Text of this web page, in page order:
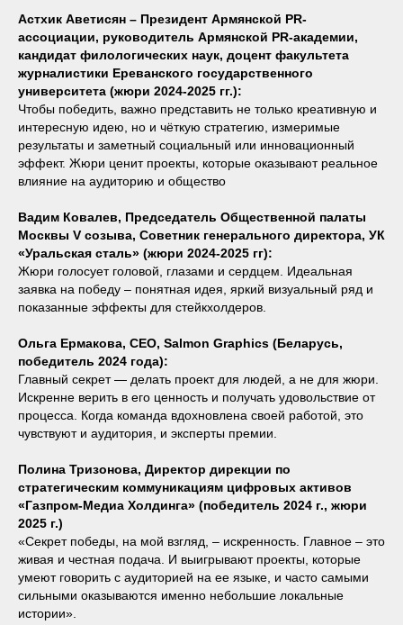
Астхик Аветисян – Президент Армянской PR-
ассоциации, руководитель Армянской PR-академии,
кандидат филологических наук, доцент факультета
журналистики Ереванского государственного
университета (жюри 2024-2025 гг.):
Чтобы победить, важно представить не только креативную и
интересную идею, но и чёткую стратегию, измеримые
результаты и заметный социальный или инновационный
эффект. Жюри ценит проекты, которые оказывают реальное
влияние на аудиторию и общество
Вадим Ковалев, Председатель Общественной палаты
Москвы V созыва, Советник генерального директора, УК
«Уральская сталь» (жюри 2024-2025 гг):
Жюри голосует головой, глазами и сердцем. Идеальная
заявка на победу – понятная идея, яркий визуальный ряд и
показанные эффекты для стейкхолдеров.
Ольга Ермакова, СЕО, Salmon Graphics (Беларусь,
победитель 2024 года):
Главный секрет — делать проект для людей, а не для жюри.
Искренне верить в его ценность и получать удовольствие от
процесса. Когда команда вдохновлена своей работой, это
чувствуют и аудитория, и эксперты премии.
Полина Тризонова, Директор дирекции по
стратегическим коммуникациям цифровых активов
«Газпром-Медиа Холдинга» (победитель 2024 г., жюри
2025 г.)
«Секрет победы, на мой взгляд, – искренность. Главное – это
живая и честная подача. И выигрывают проекты, которые
умеют говорить с аудиторией на ее языке, и часто самыми
сильными оказываются именно небольшие локальные
истории».